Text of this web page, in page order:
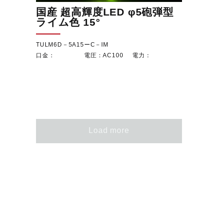
TULM6D－5A15ーC－IM
国産 超高輝度LED φ5砲弾型
ライム色 15°
AC100
Load more